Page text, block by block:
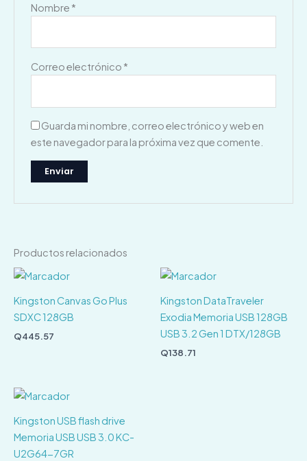
Nombre *
Correo electrónico *
Guarda mi nombre, correo electrónico y web en
este navegador para la próxima vez que comente.
Productos relacionados
Kingston Canvas Go Plus
SDXC 128GB
Q445.57
Kingston DataTraveler
Exodia Memoria USB 128GB
USB 3.2 Gen 1 DTX/128GB
Q138.71
Kingston USB flash drive
Memoria USB USB 3.0 KC-
U2G64-7GR